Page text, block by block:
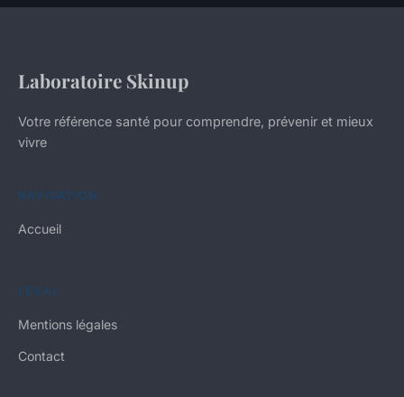
Laboratoire Skinup
Votre référence santé pour comprendre, prévenir et mieux
vivre
NAVIGATION
Accueil
LÉGAL
Mentions légales
Contact